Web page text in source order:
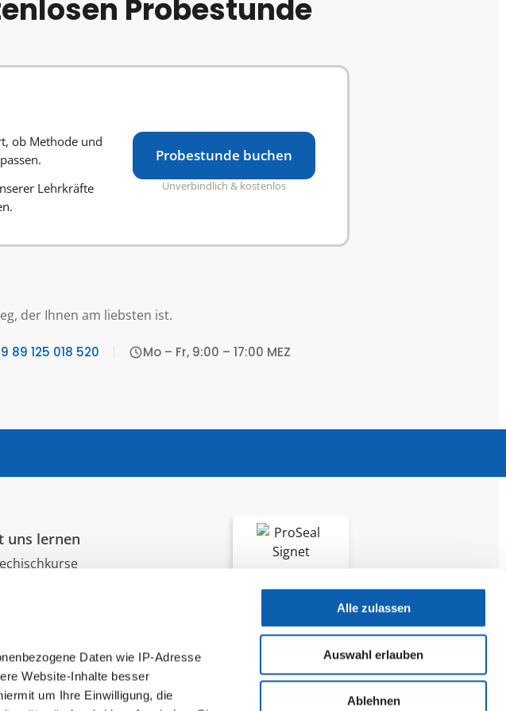
Daten wie IP-Adresse
Website-Inhalte besser
um Ihre Einwilligung, die
Alle zulassen
Auswahl erlauben
Ablehnen
Probestunde
ob Methode und
Lehrkräfte
Probestunde buchen
Unverbindlich & kostenlos
der Ihnen am liebsten ist.
89 125 018 520 Mo – Fr, 9:00 – 17:00 MEZ
uns lernen
133 Bewertungen